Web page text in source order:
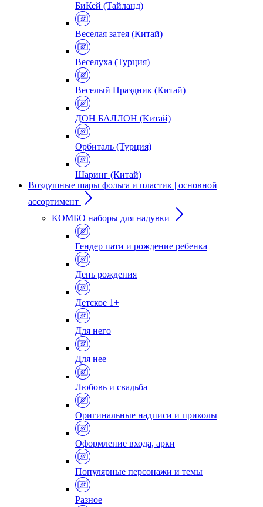
БиКей (Тайланд)
Веселая затея (Китай)
Веселуха (Турция)
Веселый Праздник (Китай)
ДОН БАЛЛОН (Китай)
Орбиталь (Турция)
Шаринг (Китай)
Воздушные шары фольга и пластик | основной
ассортимент
КОМБО наборы для надувки
Гендер пати и рождение ребенка
День рождения
Детское 1+
Для него
Для нее
Любовь и свадьба
Оригинальные надписи и приколы
Оформление входа, арки
Популярные персонажи и темы
Разное